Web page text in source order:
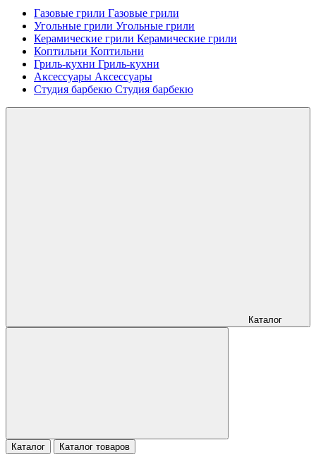
Газовые грили Газовые грили
Угольные грили Угольные грили
Керамические грили Керамические грили
Коптильни Коптильни
Гриль-кухни Гриль-кухни
Аксессуары Аксессуары
Студия барбекю Студия барбекю
Каталог
Каталог Каталог товаров